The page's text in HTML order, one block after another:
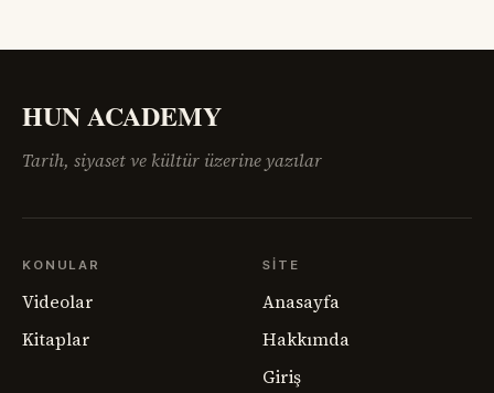
HUN ACADEMY
Tarih, siyaset ve kültür üzerine yazılar
KONULAR
Videolar
Kitaplar
SITE
Anasayfa
Hakkımda
Giriş